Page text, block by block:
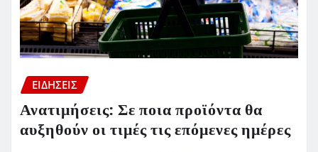
ΕΙΔΗΣΕΙΣ
Ανατιμήσεις: Σε ποια προϊόντα θα
αυξηθούν οι τιμές τις επόμενες ημέρες